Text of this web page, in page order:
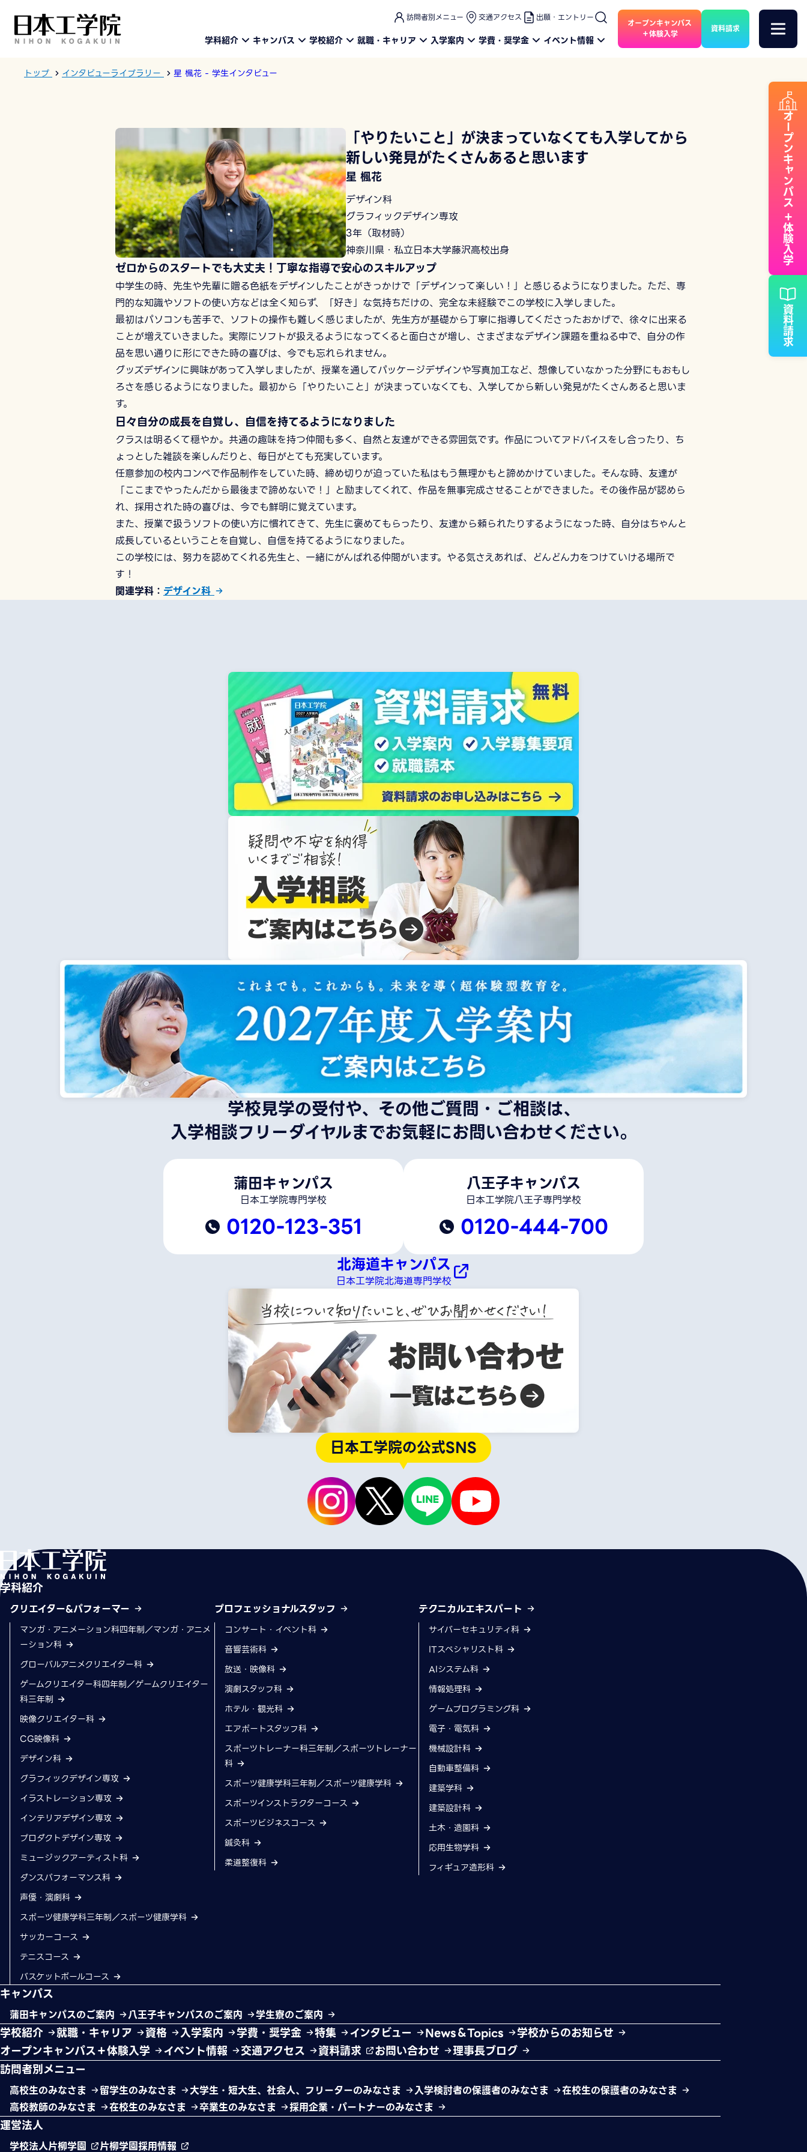
このページの本文へ
訪問者別メニュー 交通アクセス 出願・エントリー
学科紹介 キャンパス 学校紹介 就職・キャリア 入学案内 学費・奨学金 イベント情報
オープンキャンパス
＋体験入学
資料請求
トップ インタビューライブラリー 星 楓花 - 学生インタビュー
「やりたいこと」が決まっていなくても入学してから
新しい発見がたくさんあると思います
星 楓花
デザイン科
グラフィックデザイン専攻
3年（取材時）
神奈川県・私立日本大学藤沢高校出身
ゼロからのスタートでも大丈夫！丁寧な指導で安心のスキルアップ
中学生の時、先生や先輩に贈る色紙をデザインしたことがきっかけで「デザインって楽しい！」と感じるようになりました。ただ、専
門的な知識やソフトの使い方などは全く知らず、「好き」な気持ちだけの、完全な未経験でこの学校に入学しました。
最初はパソコンも苦手で、ソフトの操作も難しく感じましたが、先生方が基礎から丁寧に指導してくださったおかげで、徐々に出来る
ことが増えていきました。実際にソフトが扱えるようになってくると面白さが増し、さまざまなデザイン課題を重ねる中で、自分の作
品を思い通りに形にできた時の喜びは、今でも忘れられません。
グッズデザインに興味があって入学しましたが、授業を通してパッケージデザインや写真加工など、想像していなかった分野にもおもし
ろさを感じるようになりました。最初から「やりたいこと」が決まっていなくても、入学してから新しい発見がたくさんあると思いま
す。
日々自分の成長を自覚し、自信を持てるようになりました
クラスは明るくて穏やか。共通の趣味を持つ仲間も多く、自然と友達ができる雰囲気です。作品についてアドバイスをし合ったり、ち
ょっとした雑談を楽しんだりと、毎日がとても充実しています。
任意参加の校内コンペで作品制作をしていた時、締め切りが迫っていた私はもう無理かもと諦めかけていました。そんな時、友達が
「ここまでやったんだから最後まで諦めないで！」と励ましてくれて、作品を無事完成させることができました。その後作品が認めら
れ、採用された時の喜びは、今でも鮮明に覚えています。
また、授業で扱うソフトの使い方に慣れてきて、先生に褒めてもらったり、友達から頼られたりするようになった時、自分はちゃんと
成長しているということを自覚し、自信を持てるようになりました。
この学校には、努力を認めてくれる先生と、一緒にがんばれる仲間がいます。やる気さえあれば、どんどん力をつけていける場所で
す！
関連学科
デザイン科
オープンキャンパス
＋体験入学
資料請求
学校見学の受付や、その他ご質問・ご相談は、
入学相談フリーダイヤルまでお気軽にお問い合わせください。
蒲田キャンパス
日本工学院専門学校
0120-123-351
八王子キャンパス
日本工学院八王子専門学校
0120-444-700
北海道キャンパス
日本工学院北海道専門学校
日本工学院の公式SNS
学科紹介
クリエイター&パフォーマー
マンガ・アニメーション科四年制／マンガ・アニメ
ーション科
グローバルアニメクリエイター科
ゲームクリエイター科四年制／ゲームクリエイター
科三年制
映像クリエイター科
CG映像科
デザイン科
グラフィックデザイン専攻
イラストレーション専攻
インテリアデザイン専攻
プロダクトデザイン専攻
ミュージックアーティスト科
ダンスパフォーマンス科
声優・演劇科
スポーツ健康学科三年制／スポーツ健康学科
サッカーコース
テニスコース
バスケットボールコース
プロフェッショナルスタッフ
コンサート・イベント科
音響芸術科
放送・映像科
演劇スタッフ科
ホテル・観光科
エアポートスタッフ科
スポーツトレーナー科三年制／スポーツトレーナー
科
スポーツ健康学科三年制／スポーツ健康学科
スポーツインストラクターコース
スポーツビジネスコース
鍼灸科
柔道整復科
テクニカルエキスパート
サイバーセキュリティ科
ITスペシャリスト科
AIシステム科
情報処理科
ゲームプログラミング科
電子・電気科
機械設計科
自動車整備科
建築学科
建築設計科
土木・造園科
応用生物学科
フィギュア造形科
キャンパス
蒲田キャンパスのご案内 八王子キャンパスのご案内 学生寮のご案内
学校紹介 就職・キャリア 資格 入学案内 学費・奨学金 特集 インタビュー News＆Topics
学校からのお知らせ
オープンキャンパス＋体験入学
イベント情報 交通アクセス 資料請求 お問い合わせ
理事長ブログ
訪問者別メニュー
高校生のみなさま 留学生のみなさま 大学生・短大生、社会人、フリーターのみなさま 入学検討者の保護者のみなさま
在校生の保護者のみなさま
高校教師のみなさま
在校生のみなさま 卒業生のみなさま 採用企業・パートナーのみなさま
運営法人
学校法人片柳学園 片柳学園採用情報